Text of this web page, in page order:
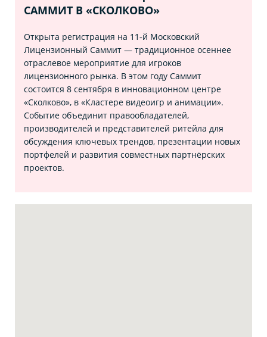
САММИТ В «СКОЛКОВО»
Открыта регистрация на 11‑й Московский
Лицензионный Саммит — традиционное осеннее
отраслевое мероприятие для игроков
лицензионного рынка. В этом году Саммит
состоится 8 сентября в инновационном центре
«Сколково», в «Кластере видеоигр и анимации».
Событие объединит правообладателей,
производителей и представителей ритейла для
обсуждения ключевых трендов, презентации новых
портфелей и развития совместных партнёрских
проектов.